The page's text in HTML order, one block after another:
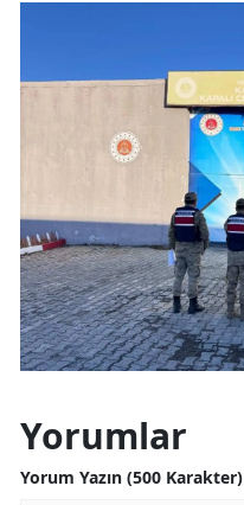
Yorumlar
Yorum Yazın (500 Karakter)